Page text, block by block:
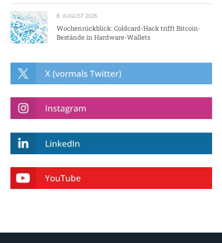
8. AUGUST 2026
Wochenrückblick: Coldcard-Hack trifft Bitcoin-
Bestände in Hardware-Wallets